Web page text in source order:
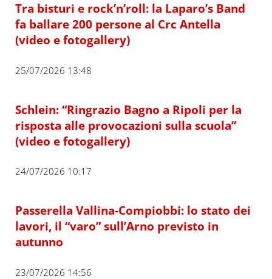
Tra bisturi e rock’n’roll: la Laparo’s Band
fa ballare 200 persone al Crc Antella
(video e fotogallery)
25/07/2026 13:48
Schlein: “Ringrazio Bagno a Ripoli per la
risposta alle provocazioni sulla scuola”
(video e fotogallery)
24/07/2026 10:17
Passerella Vallina-Compiobbi: lo stato dei
lavori, il “varo” sull’Arno previsto in
autunno
23/07/2026 14:56